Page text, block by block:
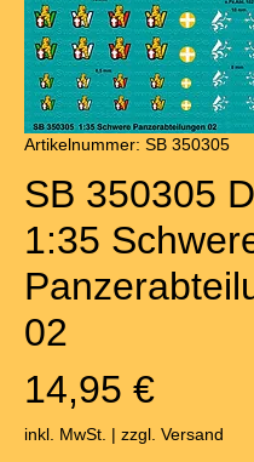
Artikelnummer: SB 350305
SB 350305
1:35
02
14,95 €Preis
inkl. MwSt. | zzgl. Versand